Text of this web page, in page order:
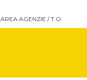
AREA AGENZIE / T.O.